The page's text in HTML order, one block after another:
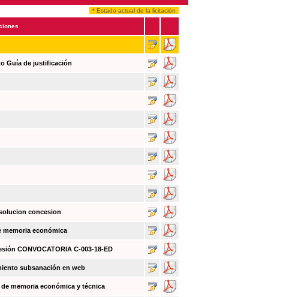
* Estado actual de la licitación
Guía de justificación
concesion
memoria económica
CONVOCATORIA C-003-18-ED
subsanación en web
memoria económica y técnica